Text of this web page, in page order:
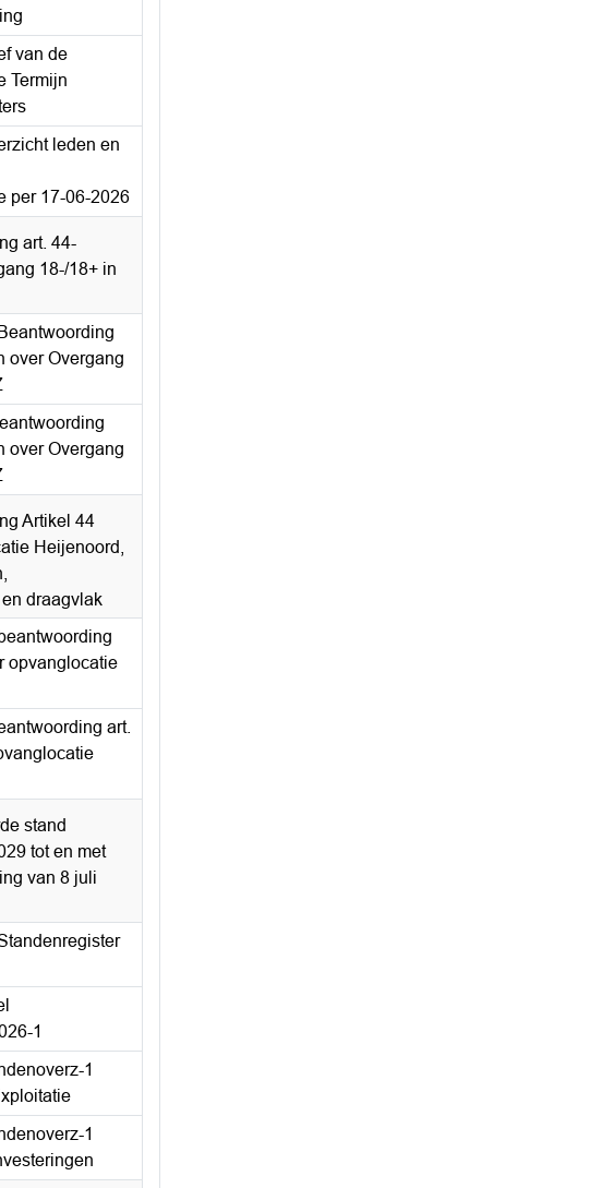
van de
Termijn
leden en
per 17-06-2026
art. 44-
18-/18+ in
over Overgang
over Overgang
Artikel 44
Heijenoord,
draagvlak
opvanglocatie
art.
stand
tot en met
van 8 juli
1
1
1